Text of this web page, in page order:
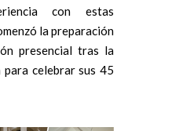
con estas
la preparación
presencial tras la
para celebrar sus 45